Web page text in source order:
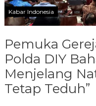
Kabar Indonesia
Pemuka
Polda DIY
Menjelang
Tetap Teduh”